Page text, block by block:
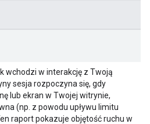
wchodzi w interakcję z Twoją
sesja rozpoczyna się, gdy
lub ekran w Twojej witrynie,
(np. z powodu upływu limitu
raport pokazuje objętość ruchu w